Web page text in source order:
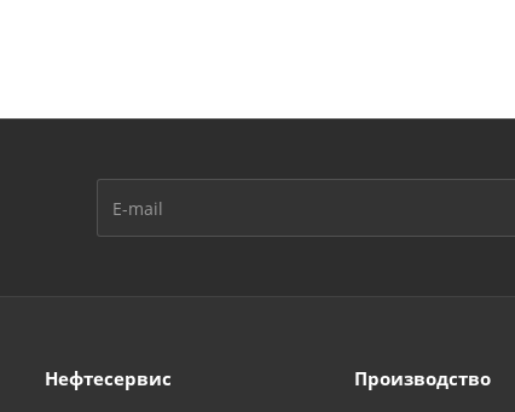
Нефтесервис Производство